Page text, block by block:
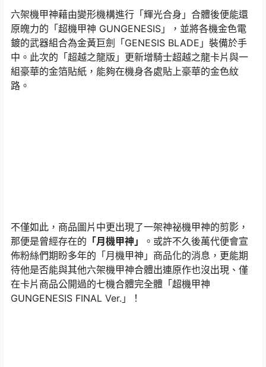
六架機甲神藉由變形機構進行「輝光合身」合體後便能還
原魄力的「超機甲神 GUNGENESIS」，並將各機金色電
鍍的武器組合為金黃巨劍「GENESIS BLADE」裝備於手
中。此次的「超越之龍版」更新增騎士超越之龍卡片與一
組豪華的金箔貼紙，能夠在機身各處貼上豪華的金色紋
路。
不僅如此，商品圖片中更出現了一架神祕機甲神的剪影，
那便是曾經存在的 「月機甲神」
。或許不久後萬代便會宣
佈粉絲們期盼多年的「月機甲神」商品化的消息，更能期
待他是否能與其他六架機甲神合體出連原作也沒出現、僅
在卡片商品公開過的七機合體完全體「超機甲神
GUNGENESIS FINAL Ver.」！